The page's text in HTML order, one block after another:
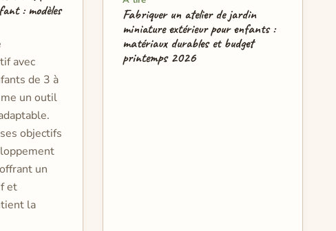
: modèles
avec
de 3 à
un outil
objectifs
un
et
la
Fabriquer un atelier de jardin
miniature extérieur pour enfants :
matériaux durables et budget
printemps 2026